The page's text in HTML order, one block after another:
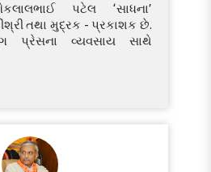
પટેલ ‘સાધના’
તથા મુદ્રક - પ્રકાશક છે.
પ્રેસના વ્યવસાય સાથે